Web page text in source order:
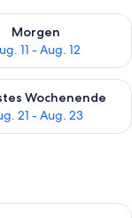
Aug. 10 - Aug.
Morgen
11 - Aug. 12
die Verfügbarkeit
Aug. 14
Wochenende
21 - Aug. 23
die Verfügbarkeit
| Allergikerbettwaren,